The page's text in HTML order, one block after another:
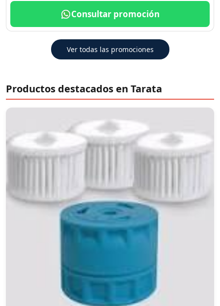
Consultar promoción
Ver todas las promociones
Productos destacados en Tarata